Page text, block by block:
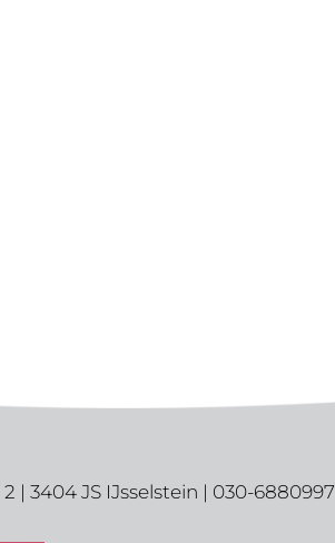
| 3404 JS IJsselstein | 030-6880997